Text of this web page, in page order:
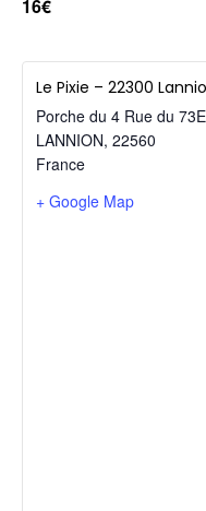
16€
Le Pixie – 22300
Porche du 4 Rue du
LANNION, 22560
France
+ Google Map